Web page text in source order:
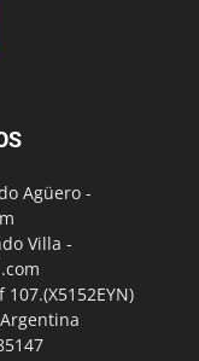
Agüero -
Villa -